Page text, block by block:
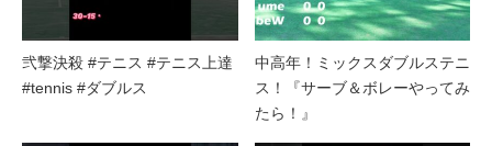
弐撃決殺 #テニス #テニス上達
#tennis #ダブルス
中高年！ミックスダブルステニ
ス！『サーブ＆ボレーやってみ
たら！』